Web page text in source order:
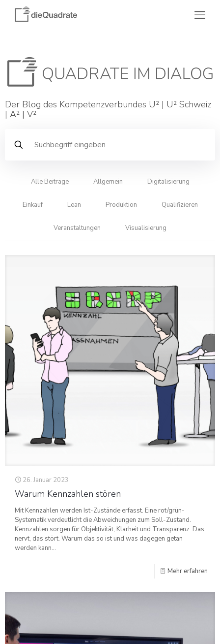
Der Blog des Kompetenzverbundes U² | U² Schweiz
| A² | V²
Alle Beiträge Allgemein Digitalisierung
Einkauf Lean Produktion Qualifizieren
Veranstaltungen Visualisierung
26. Januar 2023
Warum Kennzahlen stören
Mit Kennzahlen werden Ist-Zustände erfasst. Eine rot/grün-
Systematik verdeutlicht die Abweichungen zum Soll-Zustand.
Kennzahlen sorgen für Objektivität, Klarheit und Transparenz. Das
nervt, das stört. Warum das so ist und was dagegen getan
werden kann...
Mehr erfahren